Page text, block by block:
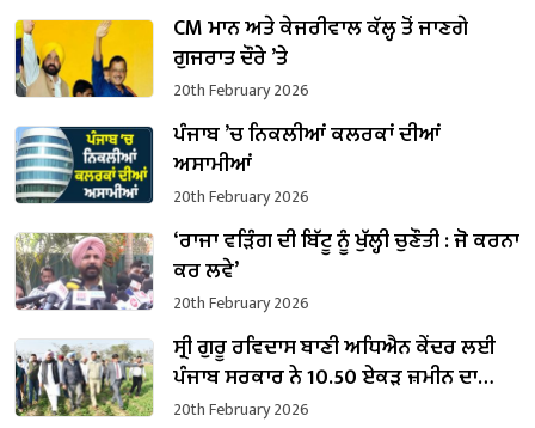
CM ਮਾਨ ਅਤੇ ਕੇਜਰੀਵਾਲ ਕੱਲ੍ਹ ਤੋਂ ਜਾਣਗੇ
ਗੁਜਰਾਤ ਦੌਰੇ ’ਤੇ
20th February 2026
ਪੰਜਾਬ ’ਚ ਨਿਕਲੀਆਂ ਕਲਰਕਾਂ ਦੀਆਂ
ਅਸਾਮੀਆਂ
20th February 2026
‘ਰਾਜਾ ਵੜਿੰਗ ਦੀ ਬਿੱਟੂ ਨੂੰ ਖੁੱਲ੍ਹੀ ਚੁਣੌਤੀ : ਜੋ ਕਰਨਾ
ਕਰ ਲਵੇ’
20th February 2026
ਸ੍ਰੀ ਗੁਰੂ ਰਵਿਦਾਸ ਬਾਣੀ ਅਧਿਐਨ ਕੇਂਦਰ ਲਈ
ਪੰਜਾਬ ਸਰਕਾਰ ਨੇ 10.50 ਏਕੜ ਜ਼ਮੀਨ ਦਾ
ਕਬਜ਼ਾ ਲਿਆ
20th February 2026